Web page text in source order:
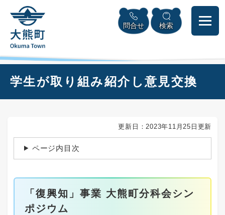
頭
メニューを飛ばして本文へ
問合せ 検索
学生が取り組み紹介し意見交換
更新日：2023年11月25日更新
ページ内目次
「復興知」事業 大熊町分科会シン
ポジウム